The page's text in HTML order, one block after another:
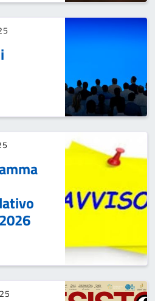
2025}
LAVORI PUBBLICI 2026/2028 E